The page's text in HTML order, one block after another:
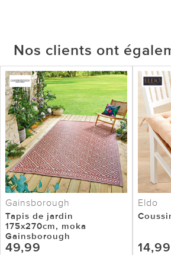
Nos clients ont
Gainsborough
Tapis de jardin
175x270cm, moka
Gainsborough
49,99
Eldo
14,99